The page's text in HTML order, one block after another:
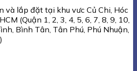
và lắp đặt tại khu vưc Củ Chi, Hóc
(Quận 1, 2, 3, 4, 5, 6, 7, 8, 9, 10,
Bình Tân, Tân Phú, Phú Nhuận,